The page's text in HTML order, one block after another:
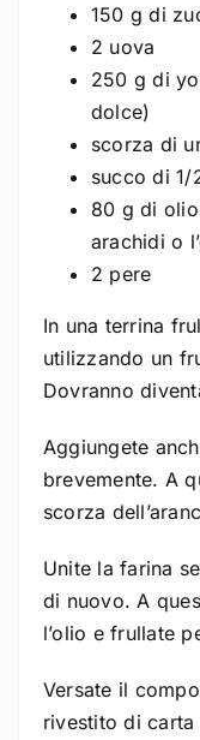
150 g di
2 uova
250 g di
dolce)
scorza di
succo di 1/
80 g di
arachidi o
2 pere
In una terrina
utilizzando un
Dovranno
Aggiungete
brevemente. A
scorza
Unite la farina
di nuovo. A
l’olio e frullate
Versate il
rivestito di